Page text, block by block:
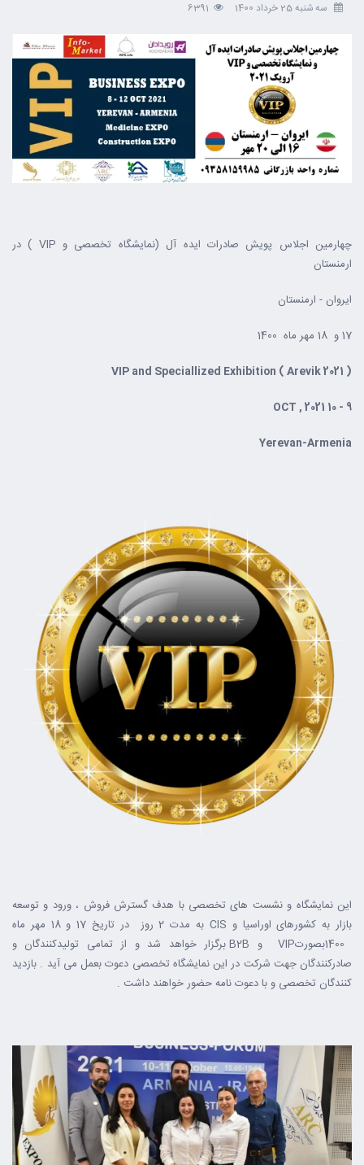
سه شنبه 25 خرداد 1400
چهارمین اجلاس پویش صادرات ایده آل (نمایشگاه تخصصی و VIP ) در
ارمنستان
ایروان - ارمنستان
17 و 18 مهر ماه 1400
VIP and Speciallized Exhibition ( Arevik 2021 )
9 - 10 OCT , 2021
Yerevan-Armenia
این نمایشگاه و نشست های تخصصی با هدف گسترش فروش ، ورود و توسعه
بازار به کشورهای اوراسیا و CIS به مدت 2 روز در تاریخ 17 و 18 مهر ماه
1400بصورتVIP و B2B برگزار خواهد شد و از تمامی تولیدکنندگان و
صادرکنندگان جهت شرکت در این نمایشگاه تخصصی دعوت بعمل می آید . بازدید
کنندگان تخصصی و با دعوت نامه حضور خواهند داشت .